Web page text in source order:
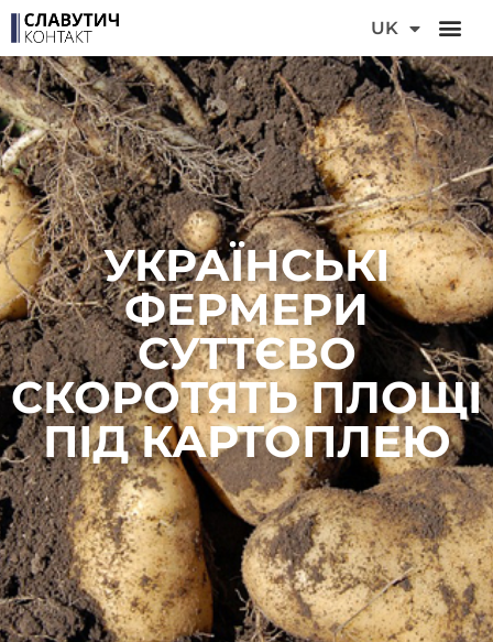
UK
FR
УКРАЇНСЬКІ
ФЕРМЕРИ
СУТТЄВО
СКОРОТЯТЬ ПЛОЩІ
ПІД КАРТОПЛЕЮ